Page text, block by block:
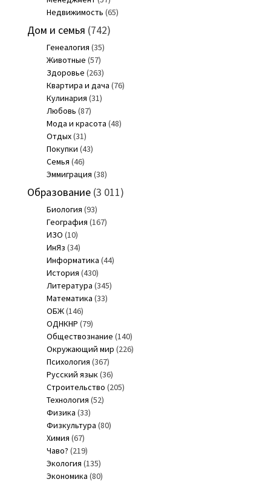
Недвижимость (65)
Дом и семья (742)
Генеалогия (35)
Животные (57)
Здоровье (263)
Квартира и дача (76)
Кулинария (31)
Любовь (87)
Мода и красота (48)
Отдых(31)
Покупки (43)
Семья (46)
Эммиграция (38)
Образование(3 011)
Биология (93)
География (167)
ИЗО (10)
ИнЯз (34)
Информатика (44)
История (430)
Литература (345)
Математика (33)
ОБЖ(146)
ОДНКНР (79)
Обществознание (140)
Окружающий мир (226)
Психология (367)
Русский язык(36)
Строительство (205)
Технология (52)
Физика (33)
Физкультура (80)
Химия (67)
Чаво? (219)
Экология (135)
Экономика (80)